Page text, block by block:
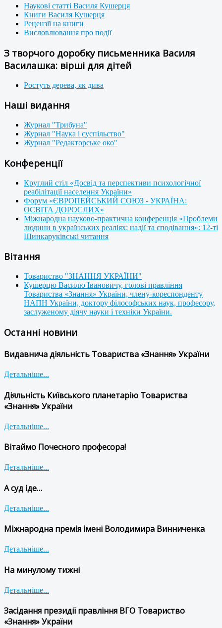
Наукові статті Василя Кушерця
Книги Василя Кушерця
Рецензії на книги
Висловлювання про події
З творчого доробку письменника Василя
Василашка: вірші для дітей
Ростуть дерева, як дива
Наші видання
Журнал "Трибуна"
Журнал "Наука і суспільство"
Журнал "Редакторське око"
Конференції
Круглий стіл «Досвід та перспективи психологічної
реабілітації населення України»
Форум «ЄВРОПЕЙСЬКИЙ СОЮЗ - УКРАЇНА:
ОСВІТА ДОРОСЛИХ»
Міжнародна науково-практична конференція «Проблеми
людини в українських реаліях: надії та сподівання»: 12-ті
Шинкаруківські читання
Вітання
Товариство "ЗНАННЯ УКРАЇНИ"
Кушерцю Василю Івановичу, голові правління
Товариства «Знання» України, члену-кореспонденту
НАПН України, доктору філософських наук, професору,
заслуженому діячу науки і техніки України.
Останні новини
Видавнича діяльність Товариства «Знання» України
Детальніше...
Діяльність Київського планетарію Товариства
«Знання» України
Детальніше...
Вітаймо Почесного професора!
Детальніше...
А суд іде…
Детальніше...
Міжнародна премія імені Володимира Винниченка
Детальніше...
На минулому тижні
Детальніше...
Засідання президії правління ВГО Товариство
«Знання» України